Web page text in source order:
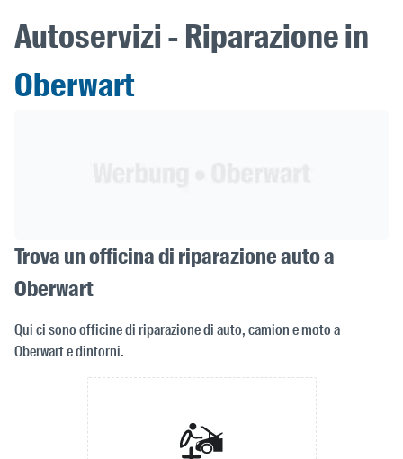
Autoservizi - Riparazione in
Oberwart
Trova un officina di riparazione auto a
Oberwart
Qui ci sono officine di riparazione di auto, camion e moto a
Oberwart e dintorni.